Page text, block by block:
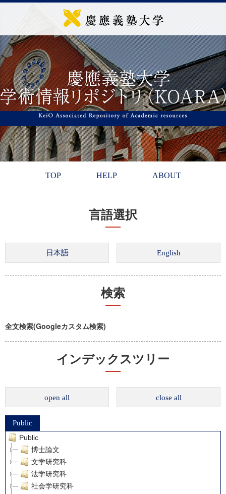
TOP HELP ABOUT
言語選択
検索
全文検索(Googleカスタム検索)
インデックスツリー
open all close all
Public
Public
博士論文
文学研究科
法学研究科
社会学研究科